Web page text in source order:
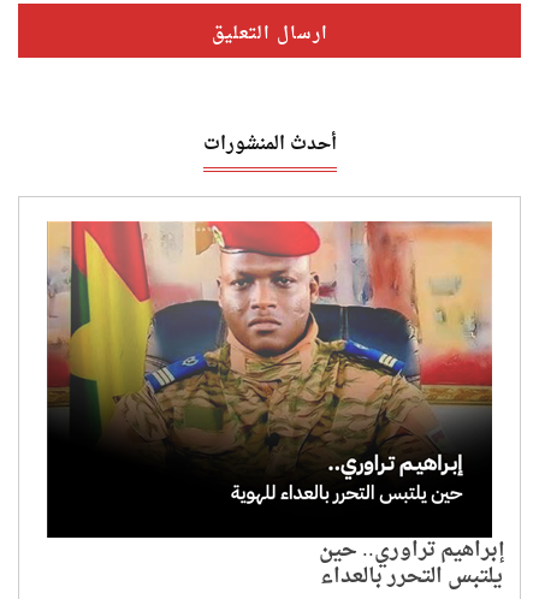
أحدث المنشورات
إبراهيم تراوري.. حين
يلتبس التحرر بالعداء